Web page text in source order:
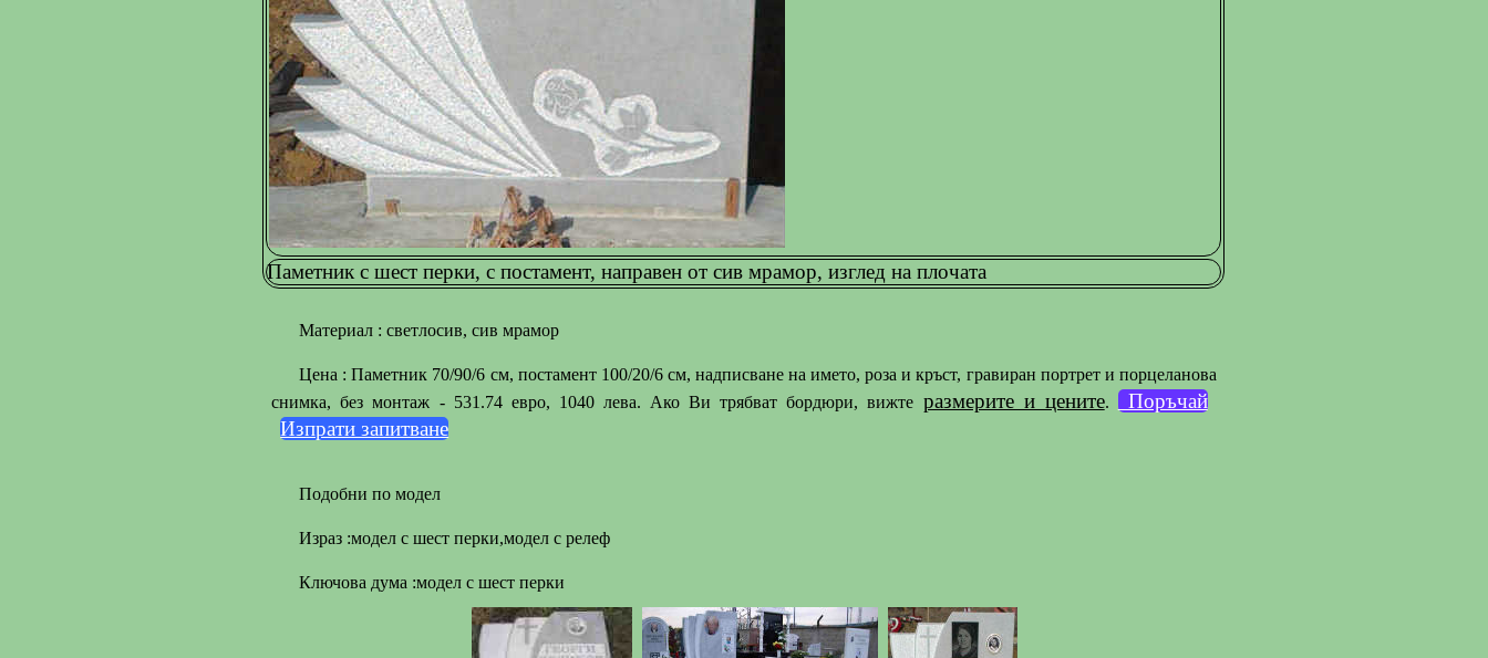
Паметник с шест перки, с постамент, направен от сив мрамор, изглед на плочата
Материал : светлосив, сив мрамор
Цена : Паметник 70/90/6 см, постамент 100/20/6 см, надписване на името, роза и кръст, гравиран портрет и порцеланова
снимка, без монтаж - 531.74 евро, 1040 лева. Ако Ви трябват бордюри, вижте размерите и цените. Поръчай
Изпрати запитване
Подобни по модел
Израз :модел с шест перки,модел с релеф
Ключова дума :модел с шест перки